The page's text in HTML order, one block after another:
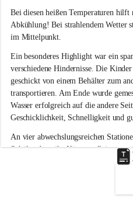
k
s
s
h
u
l
e
L
a
u
e
g
Bei diesen heißen Temperaturen
Abkühlung! Bei strahlendem Wetter
im Mittelpunkt.
Ein besonderes Highlight war ein
verschiedene Hindernisse. Die
geschickt von einem Behälter zum
transportieren. Am Ende wurde
Wasser erfolgreich auf die andere
Geschicklichkeit, Schnelligkeit und
An vier abwechslungsreichen
Schüler dann ihr Können allein
waren Geduld und